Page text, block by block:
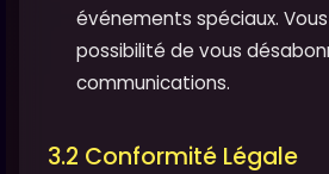
événements spéciaux.
possibilité de vous
communications.
3.2 Conformité Légale